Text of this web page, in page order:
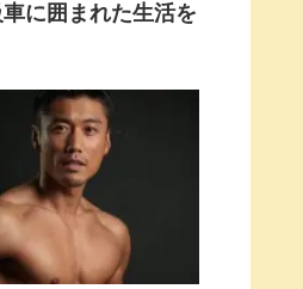
に囲まれた生活を